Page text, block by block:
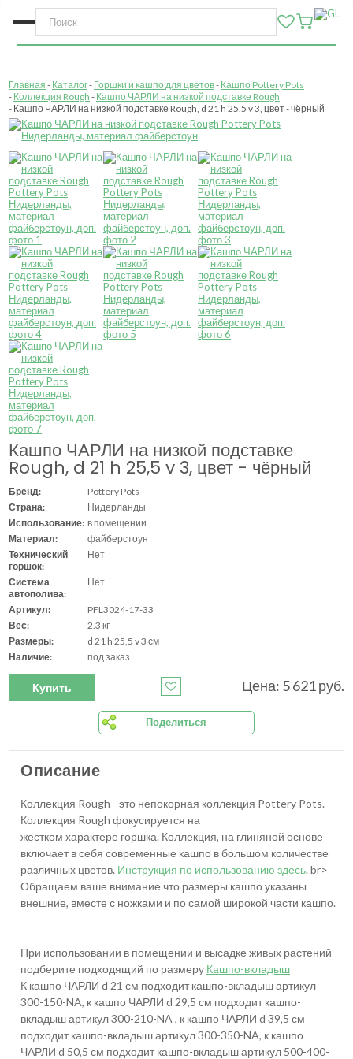
Главная Каталог Горшки и кашпо для цветов Кашпо Pottery Pots
Коллекция Rough
Кашпо ЧАРЛИ на низкой подставке Rough
Кашпо ЧАРЛИ на низкой подставке Rough, d 21 h 25,5 v 3, цвет - чёрный
Кашпо ЧАРЛИ на низкой подставке
Rough, d 21 h 25,5 v 3, цвет - чёрный
Бренд:
Pottery Pots
Страна:
Нидерланды
Использование: в помещении
Материал:
файберстоун
Технический
горшок:
Нет
Система
автополива:
Нет
Артикул:
PFL3024-17-33
Вес:
2.3 кг
Размеры:
d 21 h 25,5 v 3 см
Наличие:
под заказ
Купить Цена: 5 621 руб.
Поделиться
Описание
Коллекция Rough - это непокорная коллекция Pottery Pots.
Коллекция Rough фокусируется на
жестком характере горшка. Коллекция, на глиняной основе
включает в себя современные кашпо в большом количестве
различных цветов. Инструкция по использованию здесь. br>
Обращаем ваше внимание что размеры кашпо указаны
внешние, вместе с ножками и по самой широкой части кашпо.
При использовании в помещении и высадке живых растений
подберите подходящий по размеру Кашпо-вкладыш
К кашпо ЧАРЛИ d 21 см подходит кашпо-вкладыш артикул
300-150-NA, к кашпо ЧАРЛИ d 29,5 см подходит кашпо-
вкладыш артикул 300-210-NA , к кашпо ЧАРЛИ d 39,5 см
подходит кашпо-вкладыш артикул 300-350-NA, к кашпо
ЧАРЛИ d 50,5 см подходит кашпо-вкладыш артикул 500-400-